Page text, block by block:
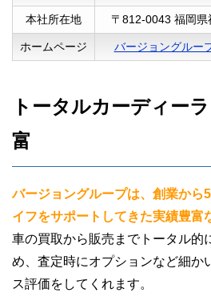
対応も親切丁寧で、好感が
また次も利用したいです。
本社所在地 〒812-0043 福岡県
ホームページ バージョングルー
トータルカーディー
富
バージョングループは、創業から
イフをサポートしてきた実績豊富
車の買取から販売までトータル的
め、査定時にオプションなど細か
ス評価をしてくれます。